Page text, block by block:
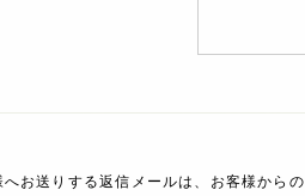
へお送りする返信メールは、お客様から